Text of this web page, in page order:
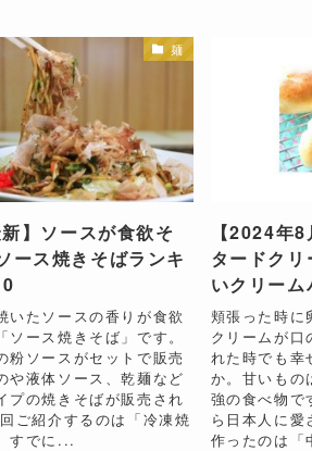
麺
新】ソースが食欲そ
ース焼きそばランキ
いたソースの香りが食欲
ソース焼きそば」です。
粉ソースがセットで販売
や液体ソース、乾麺など
プの焼きそばが販売され
ご紹介するのは「冷凍焼
すでに...
【2024年
タードク
いクリー
頬張った時に
クリームが口
れた時でも幸
か。甘いもの
強の食べ物で
ら日本人に愛
作ったのは